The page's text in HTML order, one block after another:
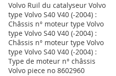
Volvo Ruil du catalyseur Volvo
type Volvo S40 V40 (-2004) :
Châssis n° moteur type Volvo
type Volvo S40 V40 (-2004) :
Châssis n° moteur type Volvo
type Volvo S40 V40 (-2004) :
Type de moteur n° châssis
Volvo piece no 8602960